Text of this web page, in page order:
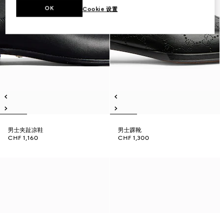
男士夹趾凉鞋
CHF 1,160
男士踝靴
CHF 1,300
Cookie 设置
OK